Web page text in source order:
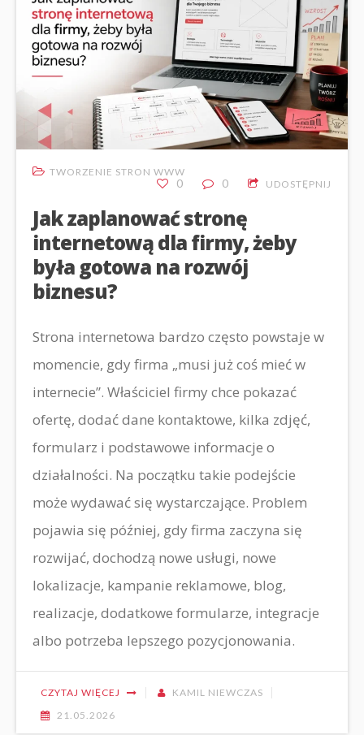
TWORZENIE STRON WWW
0 0 UDOSTĘPNIJ
Jak zaplanować stronę
internetową dla firmy, żeby
była gotowa na rozwój
biznesu?
Strona internetowa bardzo często powstaje w
momencie, gdy firma „musi już coś mieć w
internecie”. Właściciel firmy chce pokazać
ofertę, dodać dane kontaktowe, kilka zdjęć,
formularz i podstawowe informacje o
działalności. Na początku takie podejście
może wydawać się wystarczające. Problem
pojawia się później, gdy firma zaczyna się
rozwijać, dochodzą nowe usługi, nowe
lokalizacje, kampanie reklamowe, blog,
realizacje, dodatkowe formularze, integracje
albo potrzeba lepszego pozycjonowania.
CZYTAJ WIĘCEJ
KAMIL NIEWCZAS
21.05.2026